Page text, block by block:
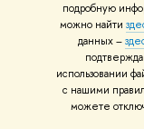
подробную
можно найти
данных –
использовании
с нашими
можете
Единая платежная
© НИУ ВШЭ 1993–2026
и контакты Карта сайта
Шрифты HSE Sans и